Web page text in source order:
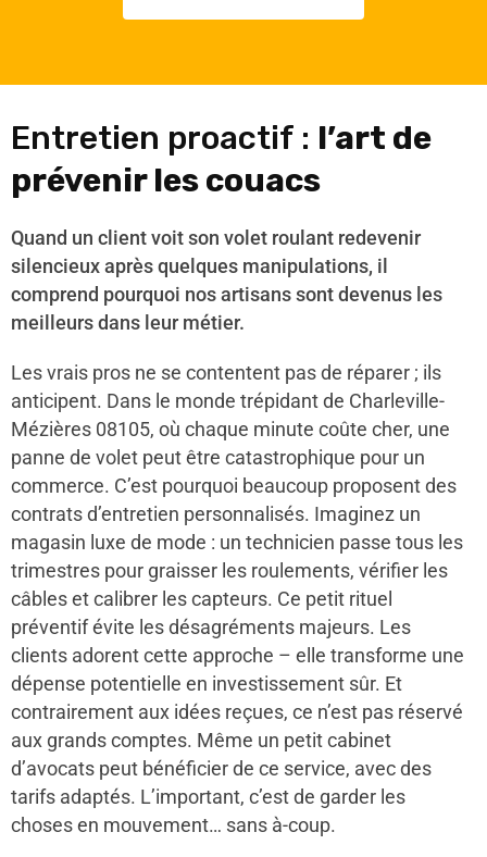
Entretien proactif : l’art de
prévenir les couacs
Quand un client voit son volet roulant redevenir
silencieux après quelques manipulations, il
comprend pourquoi nos artisans sont devenus les
meilleurs dans leur métier.
Les vrais pros ne se contentent pas de réparer ; ils
anticipent. Dans le monde trépidant de Charleville-
Mézières 08105, où chaque minute coûte cher, une
panne de volet peut être catastrophique pour un
commerce. C’est pourquoi beaucoup proposent des
contrats d’entretien personnalisés. Imaginez un
magasin luxe de mode : un technicien passe tous les
trimestres pour graisser les roulements, vérifier les
câbles et calibrer les capteurs. Ce petit rituel
préventif évite les désagréments majeurs. Les
clients adorent cette approche – elle transforme une
dépense potentielle en investissement sûr. Et
contrairement aux idées reçues, ce n’est pas réservé
aux grands comptes. Même un petit cabinet
d’avocats peut bénéficier de ce service, avec des
tarifs adaptés. L’important, c’est de garder les
choses en mouvement… sans à-coup.